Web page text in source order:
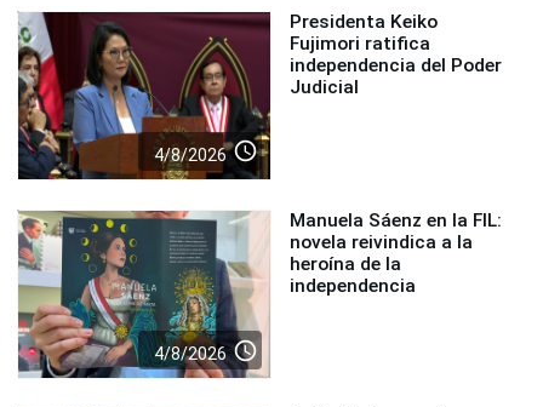
4/8/2026 access_time
Presidenta Keiko
Fujimori ratifica
independencia del Poder
Judicial
4/8/2026 access_time
Manuela Sáenz en la FIL:
novela reivindica a la
heroína de la
independencia